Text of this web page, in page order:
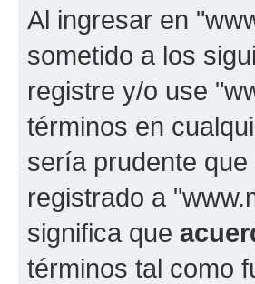
Al ingresar en
sometido a los
registre y/o use
términos en
sería prudente
registrado a
significa que
términos tal como